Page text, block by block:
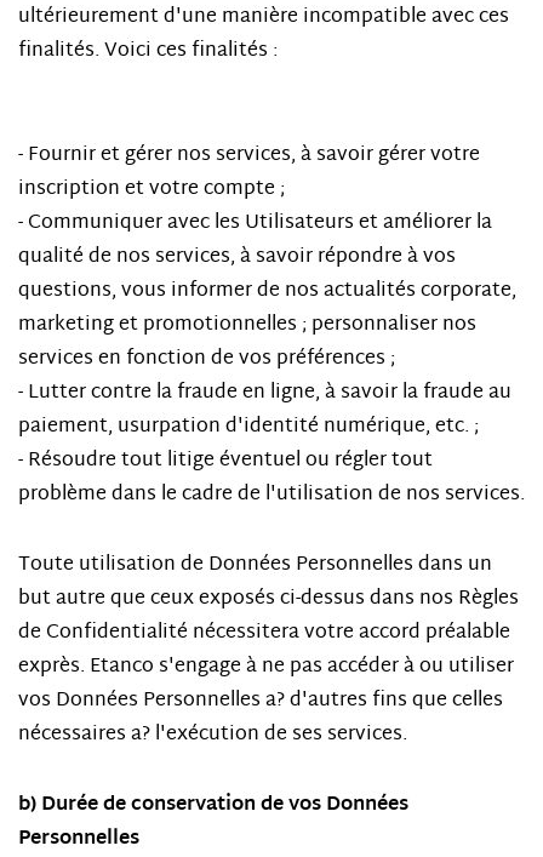
ultérieurement d'une manière incompatible avec ces
finalités. Voici ces finalités :
- Fournir et gérer nos services, à savoir gérer votre
inscription et votre compte ;
- Communiquer avec les Utilisateurs et améliorer la
qualité de nos services, à savoir répondre à vos
questions, vous informer de nos actualités corporate,
marketing et promotionnelles ; personnaliser nos
services en fonction de vos préférences ;
- Lutter contre la fraude en ligne, à savoir la fraude au
paiement, usurpation d'identité numérique, etc. ;
- Résoudre tout litige éventuel ou régler tout
problème dans le cadre de l'utilisation de nos services.
Toute utilisation de Données Personnelles dans un
but autre que ceux exposés ci-dessus dans nos Règles
de Confidentialité nécessitera votre accord préalable
exprès. Etanco s'engage à ne pas accéder à ou utiliser
vos Données Personnelles a? d'autres fins que celles
nécessaires a? l'exécution de ses services.
b) Durée de conservation de vos Données
Personnelles